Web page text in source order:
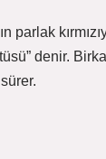
parlak
denir.